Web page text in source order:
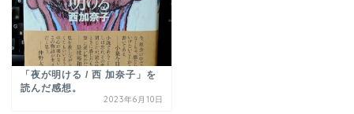
「夜が明ける / 西 加奈子」を
読んだ感想。
2023年6月10日